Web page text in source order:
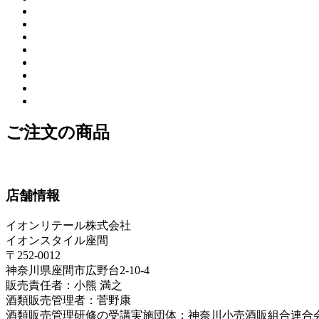
ご注文の商品
店舗情報
イオンリテール株式会社
イオンスタイル座間
〒252-0012
神奈川県座間市広野台2-10-4
販売責任者：小熊 満之
酒類販売管理者：菅野康
酒類販売管理研修の受講実施団体：神奈川小売酒販組合連合